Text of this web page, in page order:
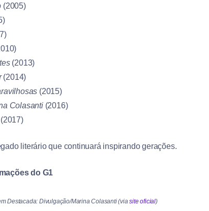
(2005)
(2013)
(2014)
(2015)
Colasanti(2016)
(2017)
literário que continuará inspirando gerações.
do G1
Destacada: Divulgação/Marina Colasanti (viasite oficial)